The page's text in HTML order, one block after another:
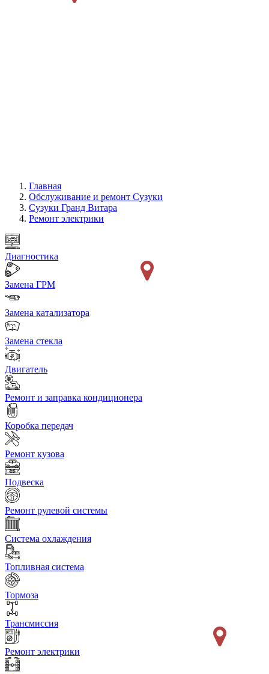
Главная
Обслуживание и ремонт Сузуки
Сузуки Гранд Витара
Ремонт электрики
Диагностика
Замена ГРМ
Замена катализатора
Замена стекла
Двигатель
Ремонт и заправка кондиционера
Коробка передач
Ремонт кузова
Подвеска
Ремонт рулевой системы
Система охлаждения
Топливная система
Тормоза
Трансмиссия
Ремонт электрики